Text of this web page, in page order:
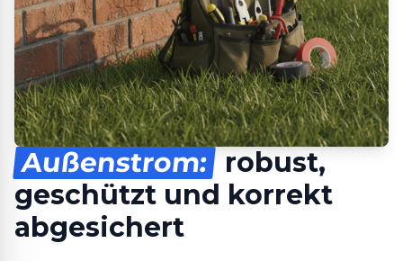
Außenstrom: robust,
geschützt und korrekt
abgesichert